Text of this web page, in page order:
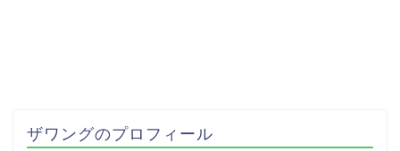
ザワングのプロフィール